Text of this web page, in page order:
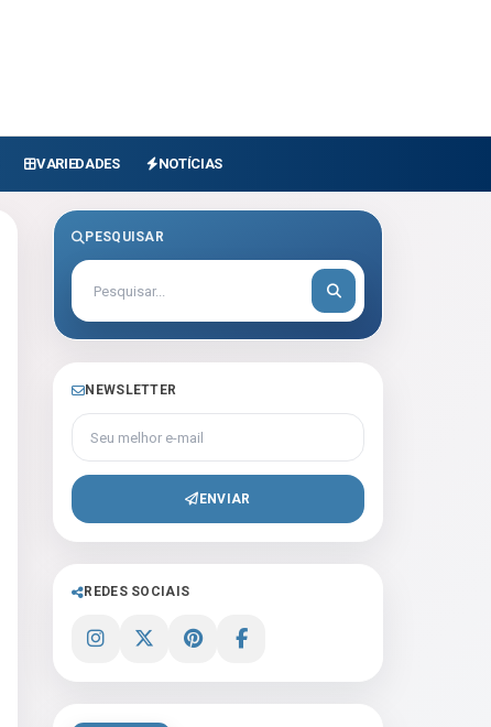
VARIEDADES NOTÍCIAS
PESQUISAR
NEWSLETTER
Seu melhor e-mail
ENVIAR
REDES SOCIAIS